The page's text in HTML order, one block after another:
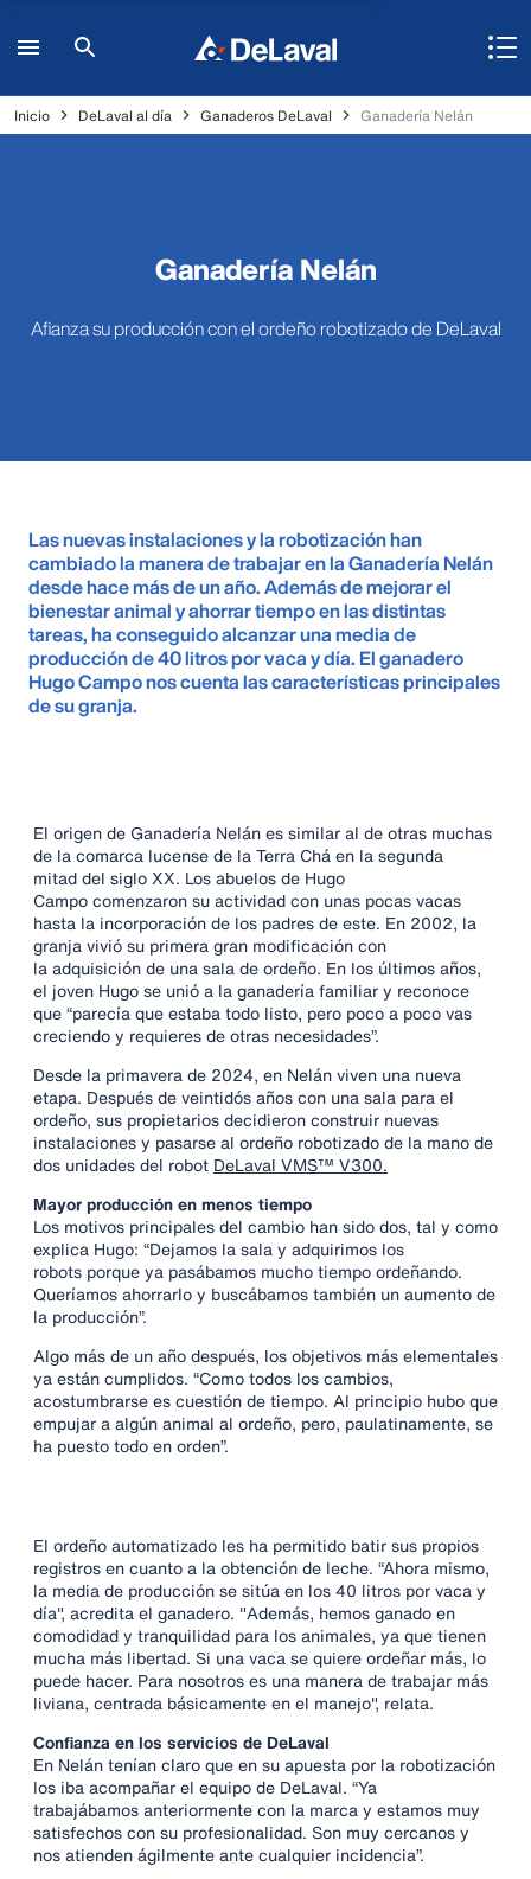
Inicio DeLaval al día Ganaderos DeLaval Ganadería Nelán
Ganadería Nelán
Afianza su producción con el ordeño robotizado de DeLaval
Las nuevas instalaciones y la robotización han
cambiado la manera de trabajar en la Ganadería Nelán
desde hace más de un año. Además de mejorar el
bienestar animal y ahorrar tiempo en las distintas
tareas, ha conseguido alcanzar una media de
producción de 40 litros por vaca y día. El ganadero
Hugo Campo nos cuenta las características principales
de su granja.
El origen de Ganadería Nelán es similar al de otras muchas
de la comarca lucense de la Terra Chá en la segunda
mitad del siglo XX. Los abuelos de Hugo
Campo comenzaron su actividad con unas pocas vacas
hasta la incorporación de los padres de este. En 2002, la
granja vivió su primera gran modificación con
la adquisición de una sala de ordeño. En los últimos años,
el joven Hugo se unió a la ganadería familiar y reconoce
que “parecía que estaba todo listo, pero poco a poco vas
creciendo y requieres de otras necesidades”.
Desde la primavera de 2024, en Nelán viven una nueva
etapa. Después de veintidós años con una sala para el
ordeño, sus propietarios decidieron construir nuevas
instalaciones y pasarse al ordeño robotizado de la mano de
dos unidades del robot DeLaval VMS™ V300.
Mayor producción en menos tiempo
Los motivos principales del cambio han sido dos, tal y como
explica Hugo: “Dejamos la sala y adquirimos los
robots porque ya pasábamos mucho tiempo ordeñando.
Queríamos ahorrarlo y buscábamos también un aumento de
la producción”.
Algo más de un año después, los objetivos más elementales
ya están cumplidos. “Como todos los cambios,
acostumbrarse es cuestión de tiempo. Al principio hubo que
empujar a algún animal al ordeño, pero, paulatinamente, se
ha puesto todo en orden”.
El ordeño automatizado les ha permitido batir sus propios
registros en cuanto a la obtención de leche. “Ahora mismo,
la media de producción se sitúa en los 40 litros por vaca y
día", acredita el ganadero. "Además, hemos ganado en
comodidad y tranquilidad para los animales, ya que tienen
mucha más libertad. Si una vaca se quiere ordeñar más, lo
puede hacer. Para nosotros es una manera de trabajar más
liviana, centrada básicamente en el manejo", relata.
Confianza en los servicios de DeLaval
En Nelán tenían claro que en su apuesta por la robotización
los iba acompañar el equipo de DeLaval. “Ya
trabajábamos anteriormente con la marca y estamos muy
satisfechos con su profesionalidad. Son muy cercanos y
nos atienden ágilmente ante cualquier incidencia”.